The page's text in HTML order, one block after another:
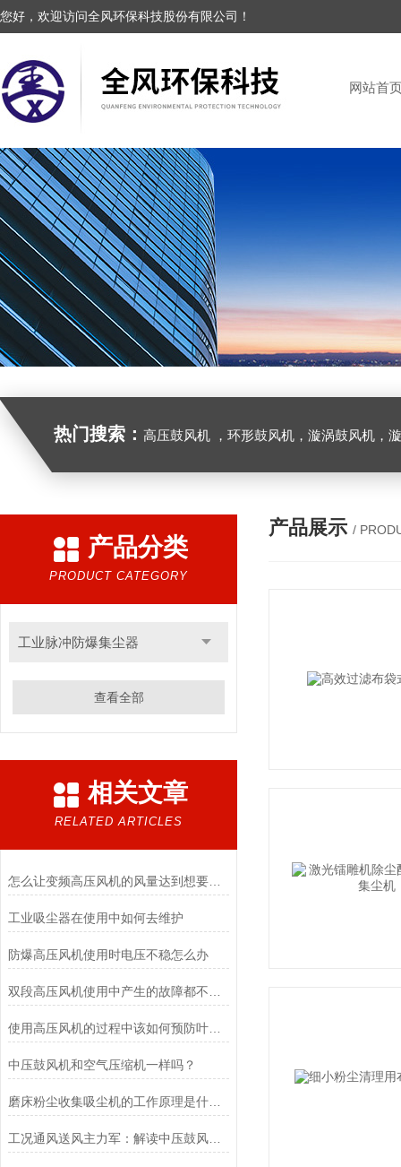
您好，欢迎访问全风环保科技股份有限公司！
网站首
热门搜索： 高压鼓风机 ，环形鼓风机，漩涡鼓风机，漩涡气泵，透浦式中压鼓风机，防爆风机，工业吸尘器，
产品分类
PRODUCT CATEGORY
工业脉冲防爆集尘器
查看全部
相关文章
RELATED ARTICLES
怎么让变频高压风机的风量达到想要的效果
工业吸尘器在使用中如何去维护
防爆高压风机使用时电压不稳怎么办
使用高压风机的过程中该如何预防叶轮的损坏
中压鼓风机和空气压缩机一样吗？
磨床粉尘收集吸尘机的工作原理是什么？
工况通风送风主力军：解读中压鼓风机的工业实用价值
产品展示 /